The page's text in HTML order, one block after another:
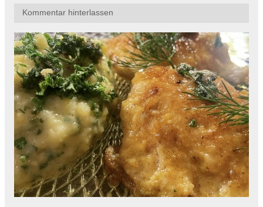
Kommentar hinterlassen